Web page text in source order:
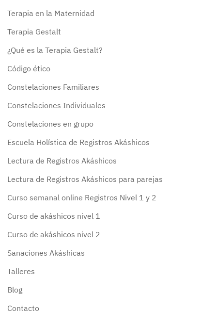
Terapia en la Maternidad
Terapia Gestalt
¿Qué es la Terapia Gestalt?
Código ético
Constelaciones Familiares
Constelaciones Individuales
Constelaciones en grupo
Escuela Holística de Registros Akáshicos
Lectura de Registros Akáshicos
Lectura de Registros Akáshicos para parejas
Curso semanal online Registros Nivel 1 y 2
Curso de akáshicos nivel 1
Curso de akáshicos nivel 2
Sanaciones Akáshicas
Talleres
Blog
Contacto